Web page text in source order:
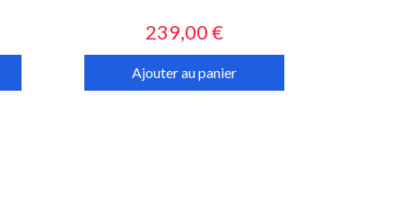
Prix
239,00 €
Ajouter au panier